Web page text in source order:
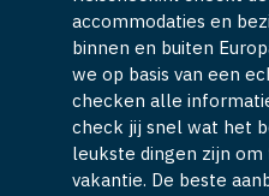
binnen en buiten
we op basis van een
checken alle
check jij snel wat het
leukste dingen zijn
vakantie. De beste
bij onze partners